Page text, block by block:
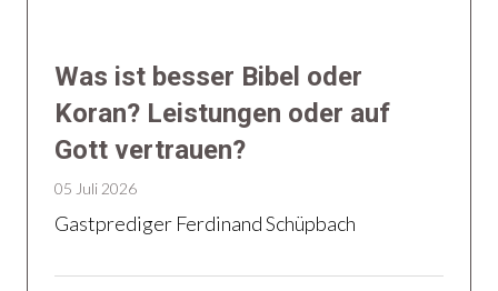
Was ist besser Bibel oder
Koran? Leistungen oder auf
Gott vertrauen?
05 Juli 2026
Gastprediger Ferdinand Schüpbach